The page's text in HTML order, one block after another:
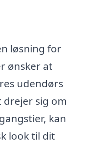
løsning for
ønsker at
udendørs
drejer sig om
kan
look til dit